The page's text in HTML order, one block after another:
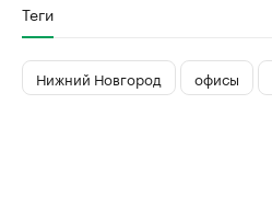
Теги
Нижний Новгород офисы